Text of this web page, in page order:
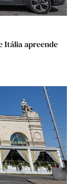
Itália apreende